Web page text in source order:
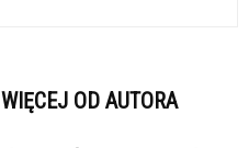
WIĘCEJ OD AUTORA